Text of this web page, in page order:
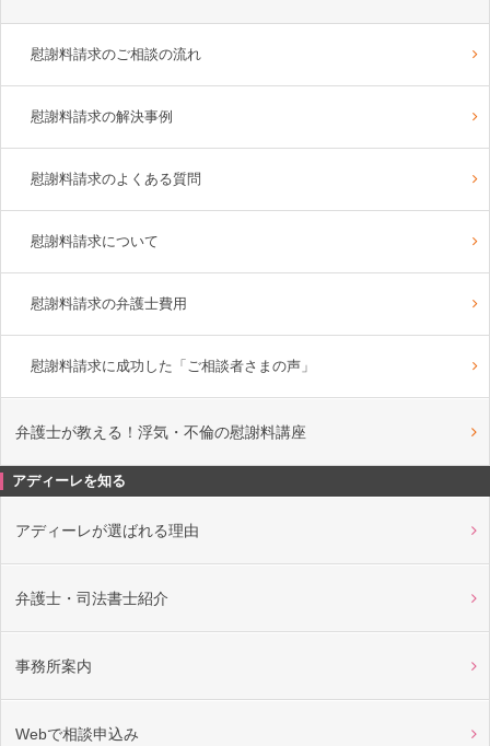
慰謝料請求のご相談の流れ
慰謝料請求の解決事例
慰謝料請求のよくある質問
慰謝料請求について
慰謝料請求の弁護士費用
慰謝料請求に成功した「ご相談者さまの声」
弁護士が教える！浮気・不倫の慰謝料講座
アディーレを知る
アディーレが選ばれる理由
弁護士・司法書士紹介
事務所案内
Webで相談申込み